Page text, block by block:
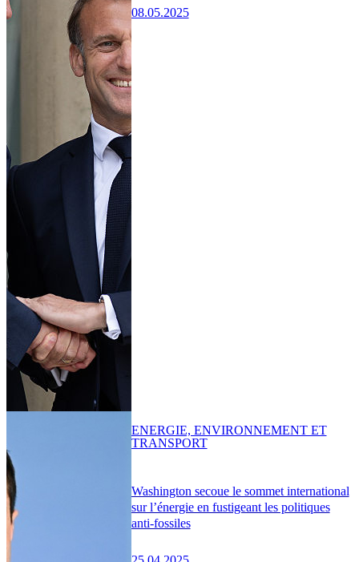
08.05.2025
Washington secoue le sommet international
sur l’énergie en fustigeant les politiques
anti-fossiles
ENERGIE, ENVIRONNEMENT ET
TRANSPORT